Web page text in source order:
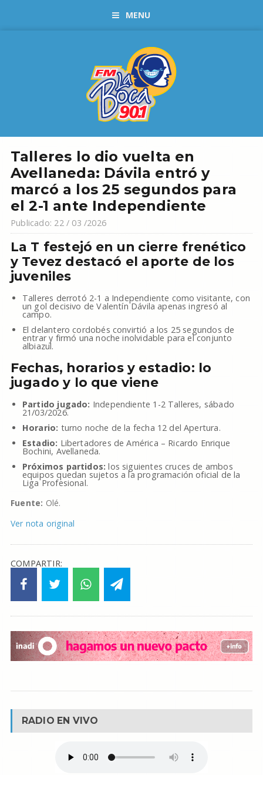
MENU
Talleres lo dio vuelta en
Avellaneda: Dávila entró y
marcó a los 25 segundos para
el 2-1 ante Independiente
Publicado: 22 / 03 /2026
La T festejó en un cierre frenético
y Tevez destacó el aporte de los
juveniles
Talleres derrotó 2-1 a Independiente como visitante, con
un gol decisivo de Valentín Dávila apenas ingresó al
campo.
El delantero cordobés convirtió a los 25 segundos de
entrar y firmó una noche inolvidable para el conjunto
albiazul.
Fechas, horarios y estadio: lo
jugado y lo que viene
Partido jugado: Independiente 1-2 Talleres, sábado
21/03/2026.
Horario: turno noche de la fecha 12 del Apertura.
Estadio: Libertadores de América – Ricardo Enrique
Bochini, Avellaneda.
Próximos partidos: los siguientes cruces de ambos
equipos quedan sujetos a la programación oficial de la
Liga Profesional.
Fuente: Olé.
Ver nota original
COMPARTIR:
RADIO EN VIVO